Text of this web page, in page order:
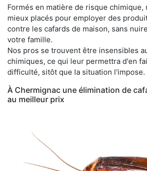
Formés en matière de risque
mieux placés pour employer des
contre les cafards de maison, sans
votre famille.
Nos pros se trouvent être insensibles
chimiques, ce qui leur permettra d'en
difficulté, sitôt que la situation l'impose.
À Chermignac une élimination de
au meilleur prix